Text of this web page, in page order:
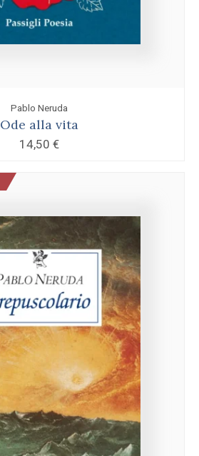
Pablo Neruda
Ode alla vita
14,50 €